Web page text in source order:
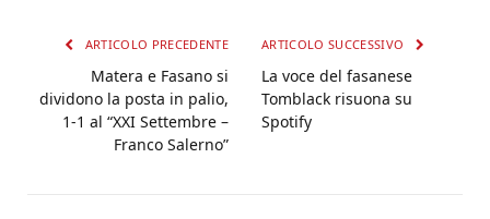
ARTICOLO PRECEDENTE
Matera e Fasano si
dividono la posta in palio,
1-1 al “XXI Settembre –
Franco Salerno”
ARTICOLO SUCCESSIVO
La voce del fasanese
Tomblack risuona su
Spotify